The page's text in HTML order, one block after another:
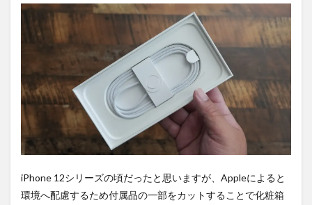
可能
購入
は待
ち時
オン
おす
iPhone 12シリーズの頃だったと思いますが、Appleによると
環境へ配慮するため付属品の一部をカットすることで化粧箱